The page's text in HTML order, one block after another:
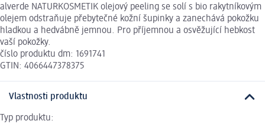
alverde NATURKOSMETIK olejový peeling se solí s bio rakytníkovým
olejem odstraňuje přebytečné kožní šupinky a zanechává pokožku
hladkou a hedvábně jemnou. Pro příjemnou a osvěžující hebkost
vaší pokožky.
číslo produktu dm: 1691741
GTIN: 4066447378375
Vlastnosti produktu
Typ produktu: